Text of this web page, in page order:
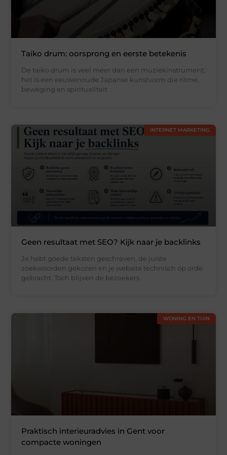
Taiko drum: oorsprong en eerste betekenis
De taiko drum is veel meer dan een muziekinstrument;
het is een eeuwenoude Japanse kunstvorm die ritme,
beweging en spiritualiteit
INTERNET MARKETING
Geen resultaat met SEO? Kijk naar je backlinks
Je hebt goede teksten geschreven, de juiste
zoekwoorden gekozen en je website technisch op orde
gebracht. Toch blijven de bezoekers
WONING EN TUIN
Praktisch interieuradvies in Gent voor
compacte woningen